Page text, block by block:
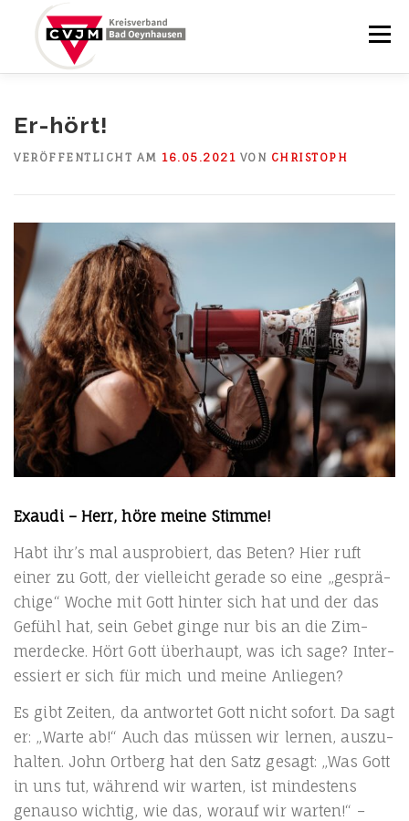
springen
Menü
ÜBER UNS KONTAKT
Er-hört!
VERÖFFENTLICHT AM 16.05.2021 VON CHRISTOPH
Exau­di – Herr, höre mei­ne Stimme!
Habt ihr’s mal aus­pro­biert, das Beten? Hier ruft
einer zu Gott, der viel­leicht gera­de so eine „gesprä­
chi­ge“ Woche mit Gott hin­ter sich hat und der das
Gefühl hat, sein Gebet gin­ge nur bis an die Zim­
mer­de­cke. Hört Gott über­haupt, was ich sage? Inter­
es­siert er sich für mich und mei­ne Anliegen?
Es gibt Zei­ten, da ant­wor­tet Gott nicht sofort. Da sagt
er: „War­te ab!“ Auch das müs­sen wir ler­nen, aus­zu­
hal­ten. John Ort­berg hat den Satz gesagt: „Was Gott
in uns tut, wäh­rend wir war­ten, ist min­des­tens
genau­so wich­tig, wie das, wor­auf wir war­ten!“ –